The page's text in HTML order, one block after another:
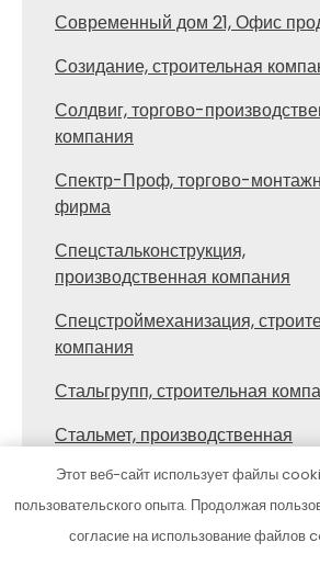
Современный дом 21, Офис
Созидание, строительная
Солдвиг, торгово-
компания
Спектр-Проф, торгово-
фирма
Спецстальконструкция,
производственная компания
Спецстроймеханизация,
компания
Стальгрупп, строительная
Стальмет, производственная
Стил-Строй, строительная
СТК, строительная компания
Этот веб-сайт использует файлы
пользовательского опыта. Продолжая
согласие на использование файлов